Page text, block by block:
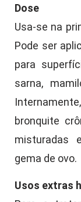
Dose
Usa-se na
Pode ser
para
sarna,
bronquite
misturadas
gema de ovo.
Usos extras